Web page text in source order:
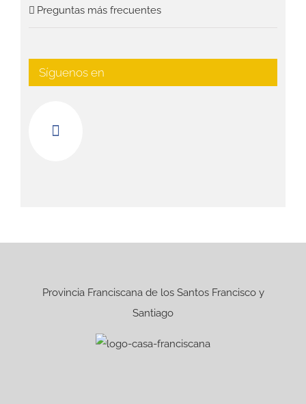
Preguntas más frecuentes
Síguenos en
Provincia Franciscana de los Santos Francisco y
Santiago